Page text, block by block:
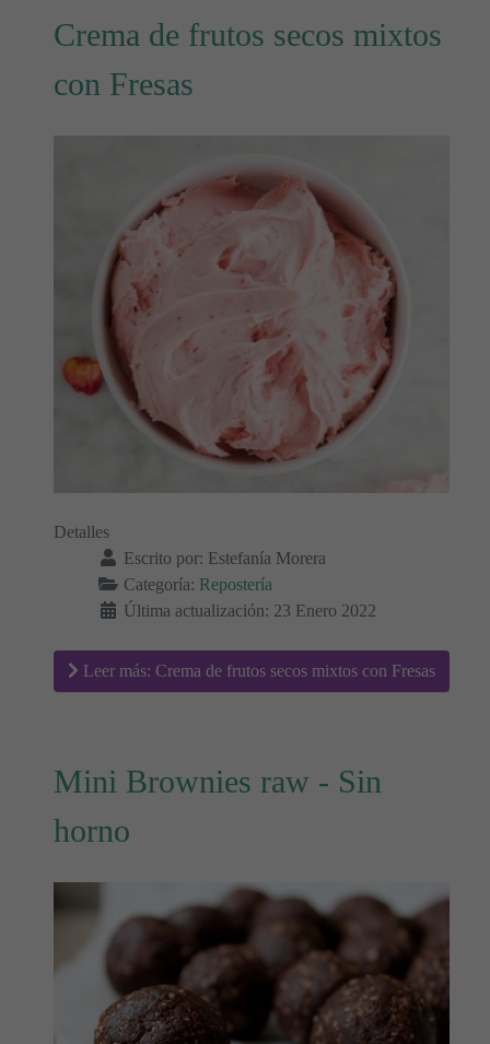
Crema de frutos secos mixtos
con Fresas
Detalles
Escrito por: Estefanía Morera
Categoría: Repostería
Última actualización: 23 Enero 2022
Leer más: Crema de frutos secos mixtos con Fresas
Mini Brownies raw - Sin
horno